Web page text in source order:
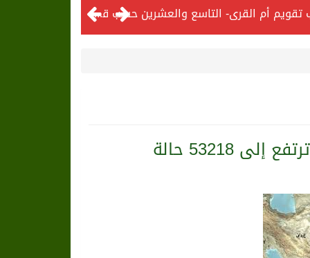
المحكمة العليا تدعو إلى تحري رؤية هلال شهر ذي الحجة مساء يوم الأحد الثلاثين من شهر ذي القعدة -حسب تقويم أم القرى- التاسع والعشرين حسب قرار المحكمة العليا
حالة